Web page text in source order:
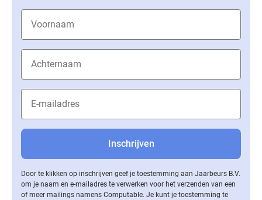
Door te klikken op inschrijven geef je toestemming aan Jaarbeurs B.V.
om je naam en e-mailadres te verwerken voor het verzenden van een
of meer mailings namens Computable. Je kunt je toestemming te